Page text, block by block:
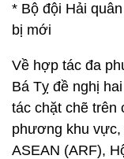
* Bộ đội Hải
bị mới
Về hợp tác đa
Bá Tỵ đề nghị
tác chặt chẽ trên
phương khu
ASEAN (ARF),